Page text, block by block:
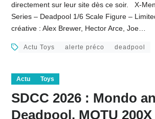
directement sur leur site dès ce soir. X-
Series – Deadpool 1/6 Scale Figure –
créative : Alex Brewer, Hector Arce, Joe…
Actu Toys alerte préco deadpool
Actu Toys
SDCC 2026 : Mondo
Deadpool, MOTU